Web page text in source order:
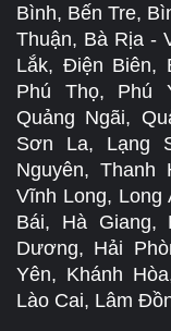
Bình, Bến Tre,
Thuận, Bà Rịa -
Lắk, Điện Biên,
Phú Thọ, Phú
Quảng Ngãi,
Sơn La, Lạng
Nguyên, Thanh
Vĩnh Long, Long
Bái, Hà Giang,
Dương, Hải
Yên, Khánh
Lào Cai, Lâm